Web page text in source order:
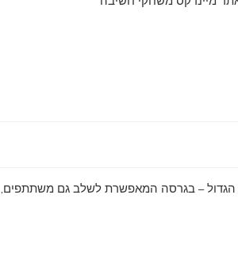
– בגרסה המאפשרת לשלב גם משתתפים,